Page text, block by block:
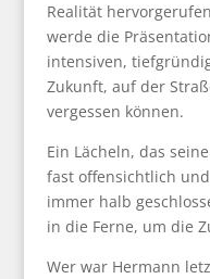
Realität
werde die
intensiven,
Zukunft, auf der
vergessen können.
Ein Lächeln, das
fast offensichtlich
immer halb
in die Ferne, um die
Wer war Hermann